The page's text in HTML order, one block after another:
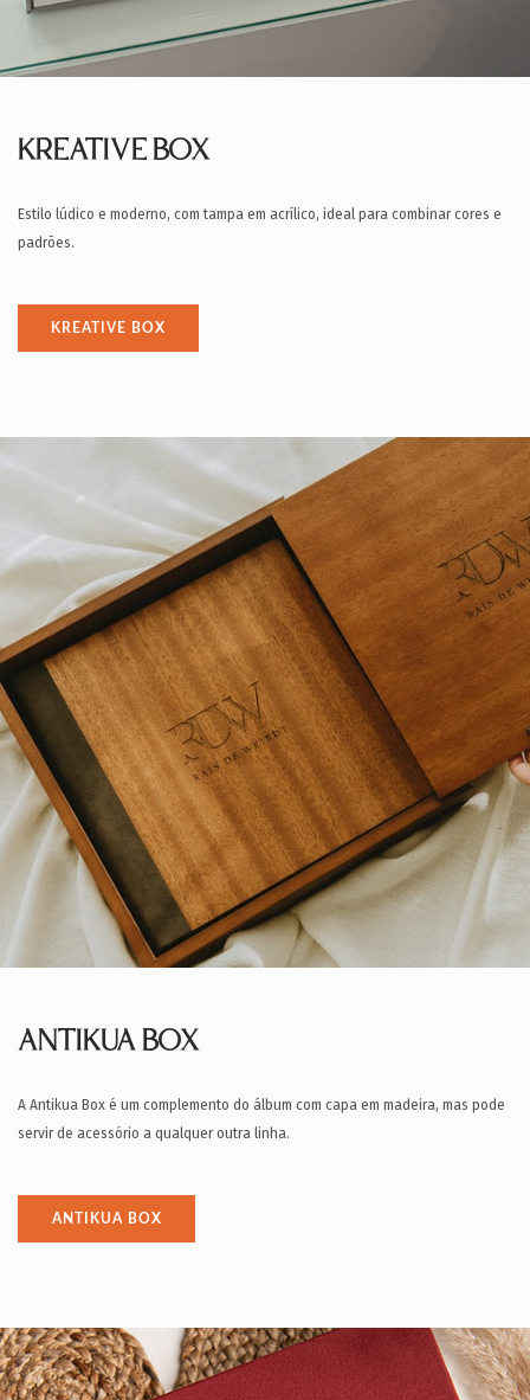
KREATIVE BOX
Estilo lúdico e moderno, com tampa em acrílico, ideal para combinar cores e
padrões.
KREATIVE BOX
ANTIKUA BOX
A Antikua Box é um complemento do álbum com capa em madeira, mas pode
servir de acessório a qualquer outra linha.
ANTIKUA BOX